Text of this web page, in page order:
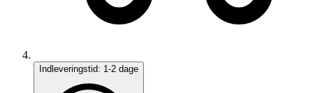
Indleveringstid: 1-2 dage